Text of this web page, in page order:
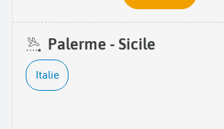
Palerme - Sicile
Italie